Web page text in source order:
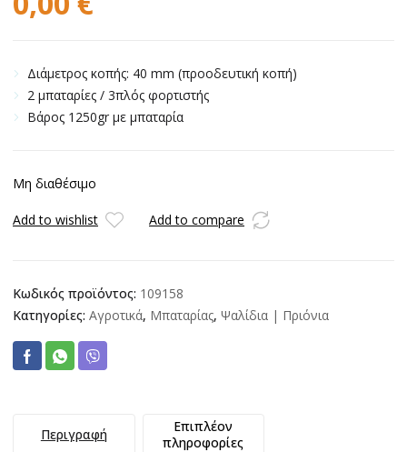
Διάμετρος κοπής: 40 mm (προοδευτική κοπή)
2 μπαταρίες / 3πλός φορτιστής
Βάρος 1250gr με μπαταρία
Μη διαθέσιμο
Add to wishlist Add to compare
Κωδικός προϊόντος: 109158
Κατηγορίες: Αγροτικά, Μπαταρίας, Ψαλίδια | Πριόνια
Περιγραφή
Επιπλέον
πληροφορίες